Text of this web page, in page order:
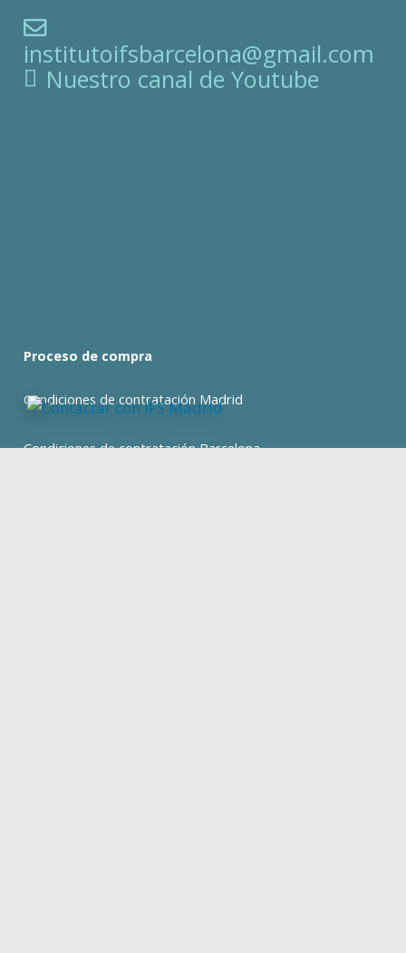
institutoifsbarcelona@gmail.com
Nuestro canal de Youtube
Proceso de compra
Condiciones de contratación Madrid
Condiciones de contratación Barcelona